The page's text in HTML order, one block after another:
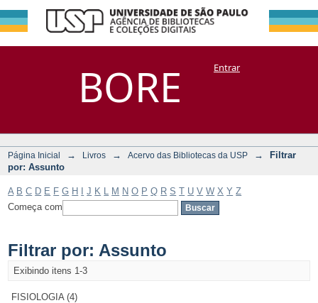
BORE
Filtrar por:
Assunto
DSpace/Manakin + CoriscoEntrar
Página Inicial → Livros → Acervo das Bibliotecas da USP →
Filtrar
por: Assunto
A B C D E F G H J K M N O P Q R S T U V W X Y Z
Começa com
Filtrar por: Assunto
Exibindo itens 1-3
FISIOLOGIA (4)